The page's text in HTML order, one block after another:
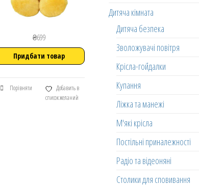
₴699
Придбати товар
Порівняти
Добавить в
список желаний
Дитяча кімната
Дитяча безпека
Зволожувачі повітря
Крісла-гойдалки
Купання
Ліжка та манежі
М'які крісла
Постільні приналежності
Радіо та відеоняні
Столики для сповивання